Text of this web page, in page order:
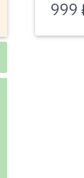
999